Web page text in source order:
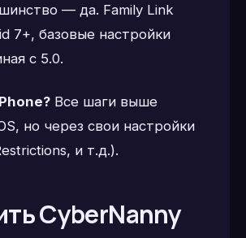
— да. Family Link
7+, базовые настройки
с 5.0.
Все шаги выше
но через свои настройки
и т.д.).
CyberNanny